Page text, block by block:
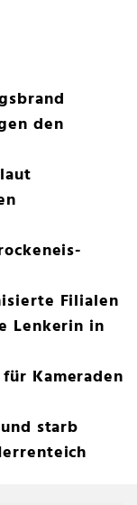
den
Filialen
Lenkerin in
Kameraden
starb